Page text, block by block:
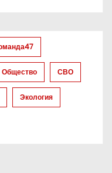
Общество СВО
Экология